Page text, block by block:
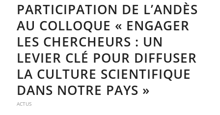
PARTICIPATION DE L’ANDÈS
AU COLLOQUE « ENGAGER
LES CHERCHEURS : UN
LEVIER CLÉ POUR DIFFUSER
LA CULTURE SCIENTIFIQUE
DANS NOTRE PAYS »
ACTUS